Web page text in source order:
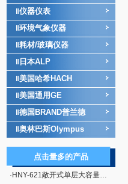
仪器仪表
环境气象仪器
耗材/玻璃仪器
日本ALP
美国哈希HACH
美国通用GE
德国BRAND普兰德
奥林巴斯Olympus
点击量多的产品
· HNY-621敞开式单层大容量摇瓶机